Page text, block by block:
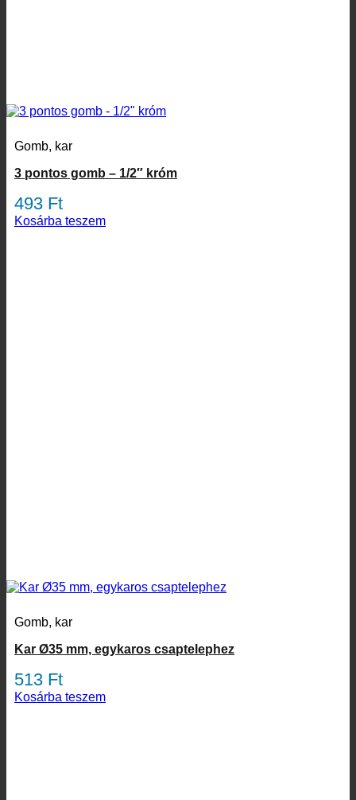
Gomb, kar
3 pontos gomb – 1/2″ króm
493 Ft
Kosárba teszem
Gomb, kar
Kar Ø35 mm, egykaros csaptelephez
513 Ft
Kosárba teszem